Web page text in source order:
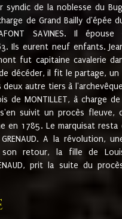
syndic de la noblesse du
de Grand Bailly d'épée
SAVINES. Il épouse
Ils eurent neuf enfants.
fut capitaine cavalerie
décéder, il fit le partage,
autre tiers à
de MONTILLET, à charge
suivit un procès fleuve,
en 1785. Le marquisat resta
A la révolution,
son retour, la fille de
prit la suite du